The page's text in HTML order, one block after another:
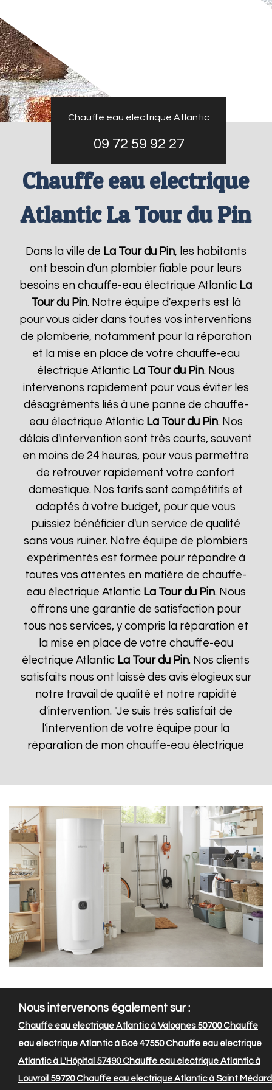
Chauffe eau electrique Atlantic
09 72 59 92 27
Chauffe eau electrique
Atlantic La Tour du Pin
Dans la ville de La Tour du Pin, les habitants
ont besoin d'un plombier fiable pour leurs
besoins en chauffe-eau électrique Atlantic La
Tour du Pin. Notre équipe d'experts est là
pour vous aider dans toutes vos interventions
de plomberie, notamment pour la réparation
et la mise en place de votre chauffe-eau
électrique Atlantic La Tour du Pin. Nous
intervenons rapidement pour vous éviter les
désagréments liés à une panne de chauffe-
eau électrique Atlantic La Tour du Pin. Nos
délais d'intervention sont très courts, souvent
en moins de 24 heures, pour vous permettre
de retrouver rapidement votre confort
domestique. Nos tarifs sont compétitifs et
adaptés à votre budget, pour que vous
puissiez bénéficier d'un service de qualité
sans vous ruiner. Notre équipe de plombiers
expérimentés est formée pour répondre à
toutes vos attentes en matière de chauffe-
eau électrique Atlantic La Tour du Pin. Nous
offrons une garantie de satisfaction pour
tous nos services, y compris la réparation et
la mise en place de votre chauffe-eau
électrique Atlantic La Tour du Pin. Nos clients
satisfaits nous ont laissé des avis élogieux sur
notre travail de qualité et notre rapidité
d'intervention. "Je suis très satisfait de
l'intervention de votre équipe pour la
réparation de mon chauffe-eau électrique
Nous intervenons également sur :
Chauffe eau electrique Atlantic à Valognes 50700Chauffe
eau electrique Atlantic à Boé 47550Chauffe eau electrique
Atlantic à L'Hôpital 57490Chauffe eau electrique Atlantic à
Louvroil 59720Chauffe eau electrique Atlantic à Saint Médard